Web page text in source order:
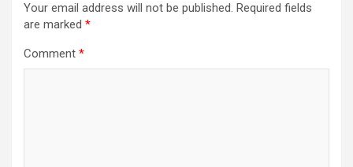
Your email address will not be published. Required fields
are marked *
Comment *